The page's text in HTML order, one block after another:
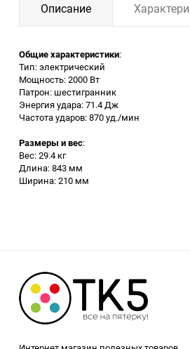
Измерительное
оборудование
Заточные станки (точила)
Дровоколы
оборудование
Гидроаккумуляторы и
Бетономешалки
Описание
Общие характеристики:
Тип: электрический
Мощность: 2000 Вт
Патрон: шестигранник
Энергия удара: 71.4 Дж
Частота ударов: 870 уд./мин
Размеры и вес:
Вес: 29.4 кг
Длина: 843 мм
Ширина: 210 мм